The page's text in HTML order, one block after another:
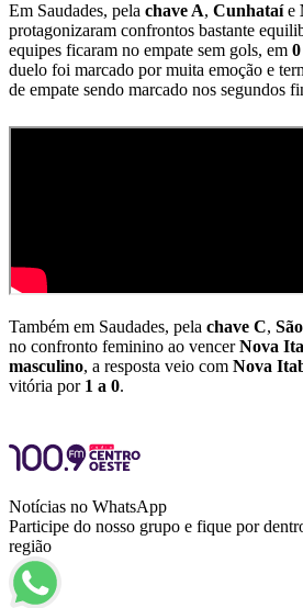
Em Saudades, pela chave A, Cunhataíe
protagonizaram confrontos bastante
equipes ficaram no empate sem gols, em
duelo foi marcado por muita emoção e
de empate sendo marcado nos segundos
Também em Saudades, pela chave C,
no confronto feminino ao vencerNova
masculino, a resposta veio com Nova
vitória por 1 a 0.
Notícias no WhatsApp
Participe do nosso grupo e fique por
região